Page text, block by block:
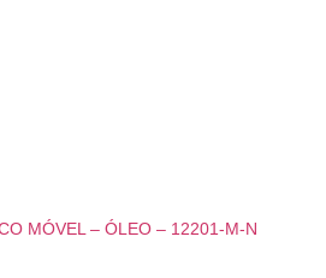
MÓVEL – ÓLEO – 12201-M-N